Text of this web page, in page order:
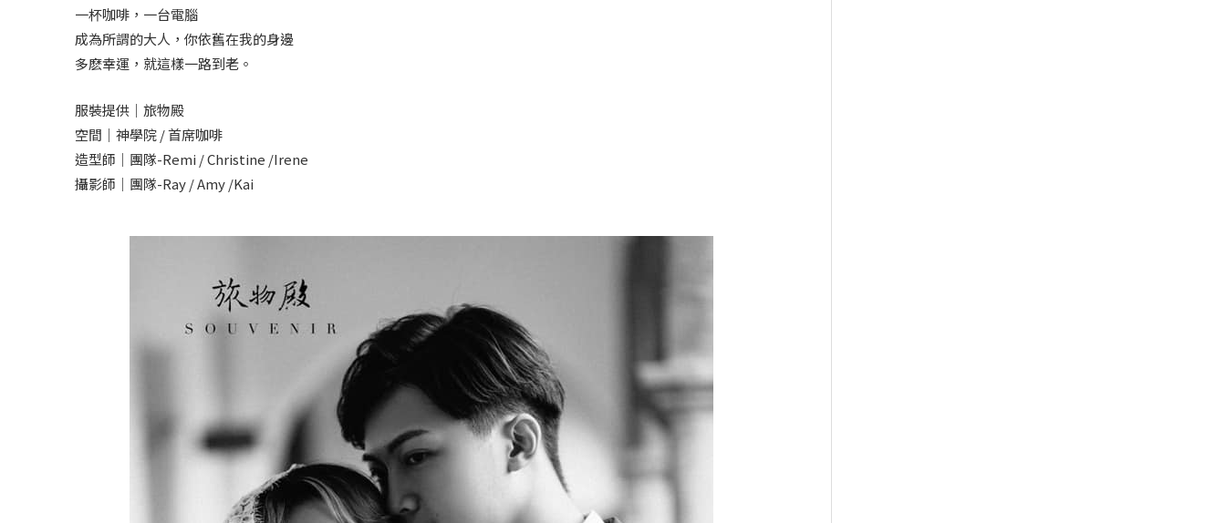
一杯咖啡，一台電腦
成為所謂的大人，你依舊在我的身邊
多麽幸運，就這樣一路到老。
服裝提供｜旅物殿
空間｜神學院 / 首席咖啡
造型師｜團隊-Remi / Christine /Irene
攝影師｜團隊-Ray / Amy /Kai